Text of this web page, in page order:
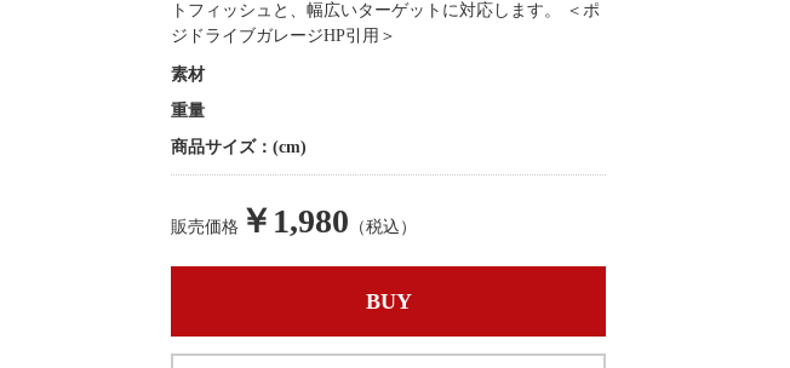
トフィッシュと、幅広いターゲットに対応します。 ＜ポ
ジドライブガレージHP引用＞
素材
重量
商品サイズ：(cm)
販売価格 ￥1,980 （税込）
BUY